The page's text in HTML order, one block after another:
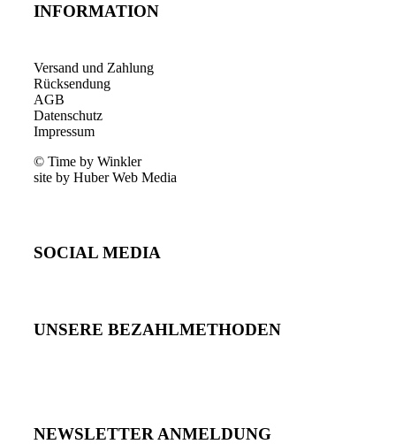
INFORMATION
Versand und Zahlung
Rücksendung
AGB
Datenschutz
Impressum
© Time by Winkler
site by Huber Web Media
SOCIAL MEDIA
UNSERE BEZAHLMETHODEN
NEWSLETTER ANMELDUNG